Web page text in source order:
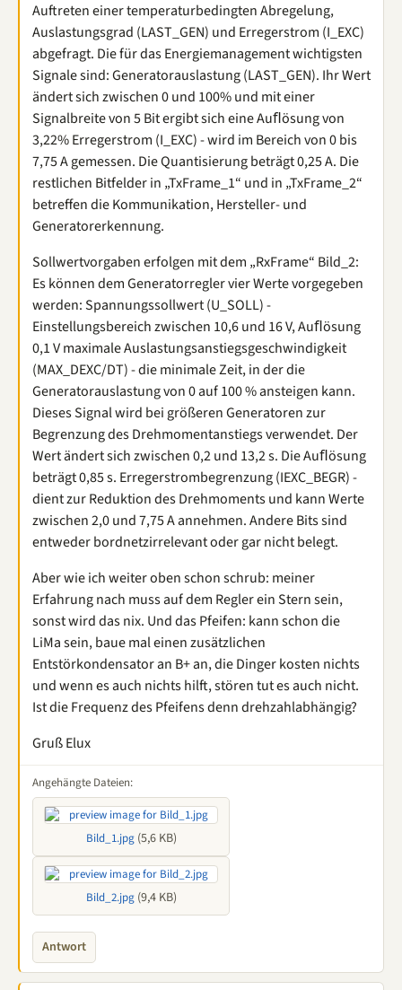
Auftreten einer temperaturbedingten Abregelung,
Auslastungsgrad (LAST_GEN) und Erregerstrom (I_EXC)
abgefragt. Die für das Energiemanagement wichtigsten
Signale sind: Generatorauslastung (LAST_GEN). Ihr Wert
ändert sich zwischen 0 und 100% und mit einer
Signalbreite von 5 Bit ergibt sich eine Auﬂösung von
3,22% Erregerstrom (I_EXC) - wird im Bereich von 0 bis
7,75 A gemessen. Die Quantisierung beträgt 0,25 A. Die
restlichen Bitfelder in „TxFrame_1“ und in „TxFrame_2“
betreffen die Kommunikation, Hersteller- und
Generatorerkennung.
Sollwertvorgaben erfolgen mit dem „RxFrame“ Bild_2:
Es können dem Generatorregler vier Werte vorgegeben
werden: Spannungssollwert (U_SOLL) -
Einstellungsbereich zwischen 10,6 und 16 V, Auﬂösung
0,1 V maximale Auslastungsanstiegsgeschwindigkeit
(MAX_DEXC/DT) - die minimale Zeit, in der die
Generatorauslastung von 0 auf 100 % ansteigen kann.
Dieses Signal wird bei größeren Generatoren zur
Begrenzung des Drehmomentanstiegs verwendet. Der
Wert ändert sich zwischen 0,2 und 13,2 s. Die Auﬂösung
beträgt 0,85 s. Erregerstrombegrenzung (IEXC_BEGR) -
dient zur Reduktion des Drehmoments und kann Werte
zwischen 2,0 und 7,75 A annehmen. Andere Bits sind
entweder bordnetzirrelevant oder gar nicht belegt.
Aber wie ich weiter oben schon schrub: meiner
Erfahrung nach muss auf dem Regler ein Stern sein,
sonst wird das nix. Und das Pfeifen: kann schon die
LiMa sein, baue mal einen zusätzlichen
Entstörkondensator an B+ an, die Dinger kosten nichts
und wenn es auch nichts hilft, stören tut es auch nicht.
Ist die Frequenz des Pfeifens denn drehzahlabhängig?
Gruß Elux
Angehängte Dateien:
Bild_1.jpg(5,6 KB)
Bild_2.jpg(9,4 KB)
Antwort